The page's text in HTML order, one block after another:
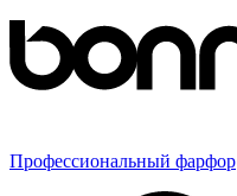
Профессиональный фарфор